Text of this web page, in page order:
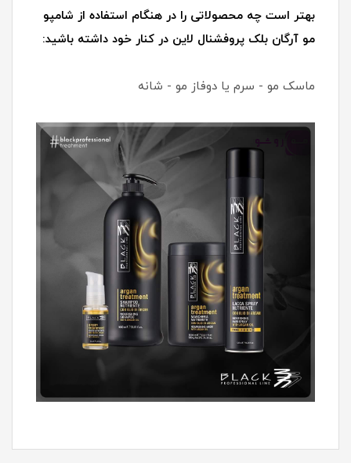
بهتر است چه محصولاتی را در هنگام استفاده از شامپو
مو آرگان بلک پروفشنال لاین در کنار خود داشته باشید:
ماسک مو - سرم یا دوفاز مو - شانه